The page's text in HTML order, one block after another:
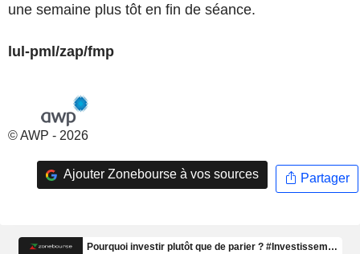
une semaine plus tôt en fin de séance.
lul-pml/zap/fmp
© AWP - 2026
Ajouter Zonebourse à vos sources Partager